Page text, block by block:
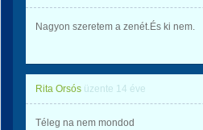
Nagyon szeretem a zenét.És ki nem.
Rita Orsós üzente 14 éve
Téleg na nem mondod